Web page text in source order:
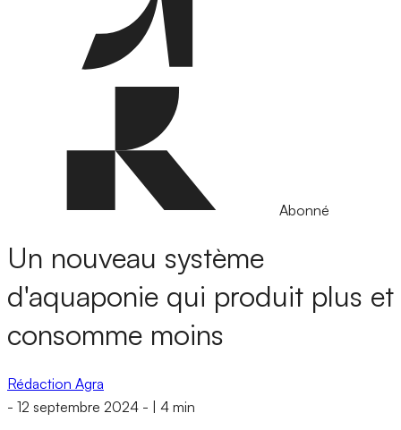
Abonné
Un nouveau système
d'aquaponie qui produit plus et
consomme moins
Rédaction Agra
- 12 septembre 2024 - 4 min